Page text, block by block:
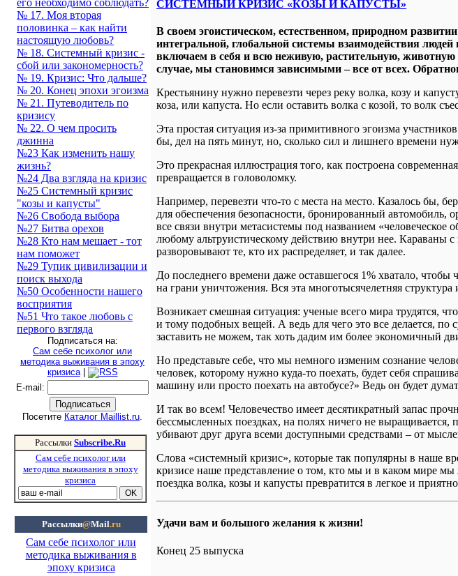
его необходимо соблюдать?
№ 17. Моя вторая
половинка – как найти
настоящую любовь?
№ 18. Системный кризис -
сбой или закономерность?
№ 19. Кризис: Что дальше?
№ 20. Конец эпохи эгоизма
№ 21. Путеводитель по
кризису
№ 22. О чем просить
джинна
№23 Как изменить нашу
жизнь?
№24 Два взгляда на кризис
№25 Системный кризис
"козы и капусты"
№26 Свобода выбора
№27 Битва орехов
№28 Кто нам мешает - тот
нам поможет
№29 Тупик цивилизации и
поиск выхода
№50 Особенности нашего
восприятия
№51 Что такое любовь с
первого взгляда
Подписаться на:
Сам себе психолог или
методика выживания в эпоху
кризиса|
E-mail :
Посетите Каталог Maillist.ru.
Рассылки Subscribe.Ru
Сам себе психолог или
методика выживания в эпоху
кризиса
Рассылки@Mail.ru
Сам себе психолог или
методика выживания в
эпоху кризиса
СИСТЕМНЫЙ КРИЗИС «КОЗЫ И КАПУСТЫ»
В своем эгоистическом, естественном, природном
интегральной, глобальной системы взаимодействия
включаем в себя и всю неживую, растительную, животную
случае, мы становимся зависимыми – все от всех.
Крестьянину нужно перевезти через реку волка, козу и
коза, или капуста. Но если оставить волка с козой, то волк
Эта простая ситуация из-за примитивного эгоизма
бы, дел на пять минут, но, сколько сил и лишнего времени
Это прекрасная иллюстрация того, как построена
превращается в головоломку.
Например, перевезти что-то с места на место. Казалось бы,
для обеспечения безопасности, бронированный
все связи внутри метасистемы под названием
любому альтруистическому действию внутри нее. Караваны
разворовывают те, кто их распределяет, и так далее.
До последнего времени даже оставшегося 1% хватало,
на грани уничтожения. Вся эта многотысячелетняя
Возникает смешная ситуация: ученые всего мира трудятся,
и тому подобных вещей. А ведь для чего это все делается,
заставить не можем, так хоть дадим им более экономичный
Но представьте себе, что мы немного изменим сознание
человек, которому нужно куда-то поехать, будет себя
машину или просто поехать на автобусе?» Ведь он будет
И так во всем! Человечество имеет десятикратный запас
бессмысленных поездках, на полях ничего не
убивают друг друга всеми доступными средствами – от
Слова «системный кризис», которые так популярны в наше
кризисе наше представление о том, кто мы и в каком мире
поездка волка, козы и капусты превратится в легкое и
Удачи вам и большого желания к жизни!
Конец 25 выпуска